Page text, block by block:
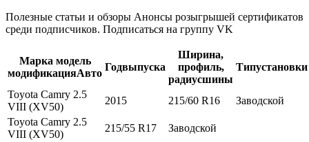
Полезные статьи и обзоры Анонсы розыгрышей сертификатов
среди подписчиков. Подписаться на группу VK
Марка модель
модификацияАвто
Годвыпуска
Ширина,
профиль,
радиусшины
Типустановки
Toyota Camry 2.5
VIII (XV50)
2015 215/60 R16
Заводской
Toyota Camry 2.5
VIII (XV50)
215/55 R17
Заводской